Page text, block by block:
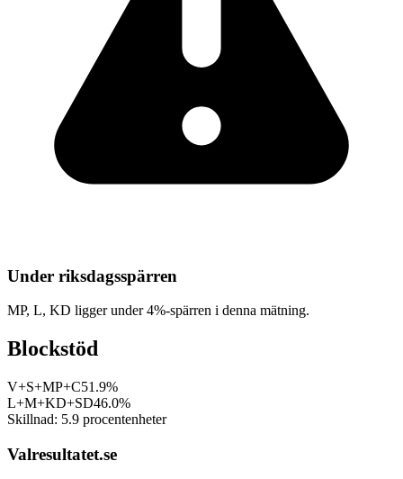
Under riksdagsspärren
MP, L, KD ligger under 4%-spärren i denna mätning.
Blockstöd
V+S+MP+C51.9%
L+M+KD+SD46.0%
Skillnad: 5.9 procentenheter
Valresultatet.se